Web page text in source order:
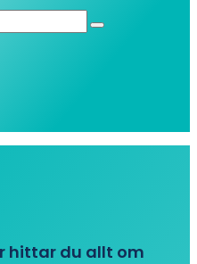
hittar du allt om